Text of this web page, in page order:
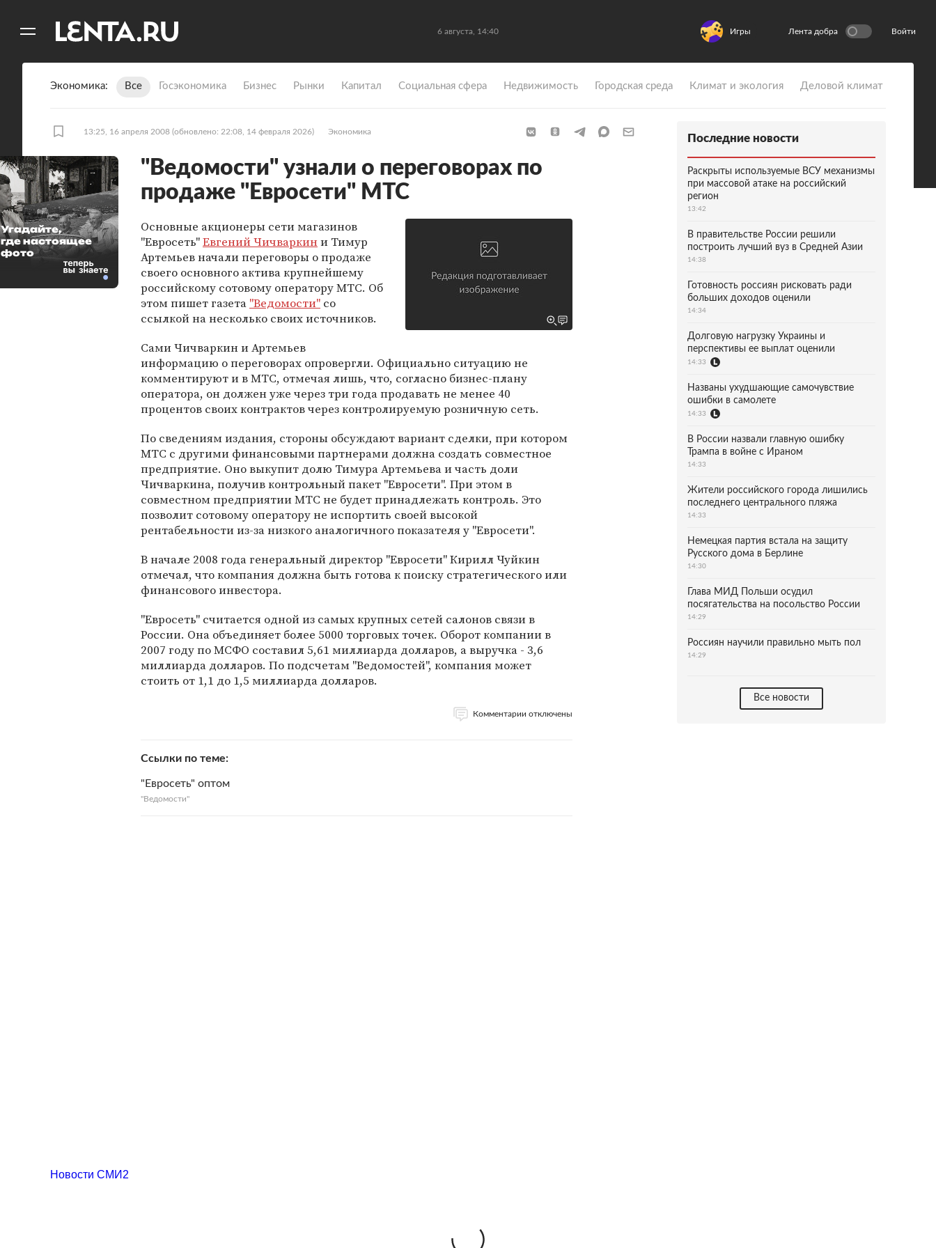
6 августа, 14:40 Игры Лента добра Войти
Экономика Все Госэкономика Бизнес Рынки Капитал Социальная сфера Недвижимость Городская среда Климат и экология Деловой климат
13:25, 16 апреля 2008 (обновлено: 22:08, 14 февраля 2026) Экономика
"Ведомости" узнали о переговорах по
продаже "Евросети" МТС
Основные акционеры сети магазинов
"Евросеть"Евгений Чичваркини Тимур
Артемьев начали переговоры о продаже
своего основного актива крупнейшему
российскому сотовому оператору МТС. Об
этом пишет газета "Ведомости" со
ссылкой на несколько своих источников.
Сами Чичваркин и Артемьев
информацию о переговорах опровергли. Официально ситуацию не
комментируют и в МТС, отмечая лишь, что, согласно бизнес-плану
оператора, он должен уже через три года продавать не менее 40
процентов своих контрактов через контролируемую розничную сеть.
По сведениям издания, стороны обсуждают вариант сделки, при котором
МТС с другими финансовыми партнерами должна создать совместное
предприятие. Оно выкупит долю Тимура Артемьева и часть доли
Чичваркина, получив контрольный пакет "Евросети". При этом в
совместном предприятии МТС не будет принадлежать контроль. Это
позволит сотовому оператору не испортить своей высокой
рентабельности из-за низкого аналогичного показателя у "Евросети".
В начале 2008 года генеральный директор "Евросети" Кирилл Чуйкин
отмечал, что компания должна быть готова к поиску стратегического или
финансового инвестора.
"Евросеть" считается одной из самых крупных сетей салонов связи в
России. Она объединяет более 5000 торговых точек. Оборот компании в
2007 году по МСФО составил 5,61 миллиарда долларов, а выручка - 3,6
миллиарда долларов. По подсчетам "Ведомостей", компания может
стоить от 1,1 до 1,5 миллиарда долларов.
Комментарии отключены
Ссылки по теме
"Евросеть" оптом
"Ведомости"
Угадайте,
где настоящее
фото
Последние новости
Раскрыты используемые ВСУ механизмы
при массовой атаке на российский
регион
13:42
В правительстве России решили
построить лучший вуз в Средней Азии
14:38
Готовность россиян рисковать ради
больших доходов оценили
14:34
Долговую нагрузку Украины и
перспективы ее выплат оценили
14:33
Названы ухудшающие самочувствие
ошибки в самолете
14:33
В России назвали главную ошибку
Трампа в войне с Ираном
14:33
Жители российского города лишились
последнего центрального пляжа
14:33
Немецкая партия встала на защиту
Русского дома в Берлине
14:30
Глава МИД Польши осудил
посягательства на посольство России
14:29
Россиян научили правильно мыть пол
14:29
Все новости
Новости СМИ2